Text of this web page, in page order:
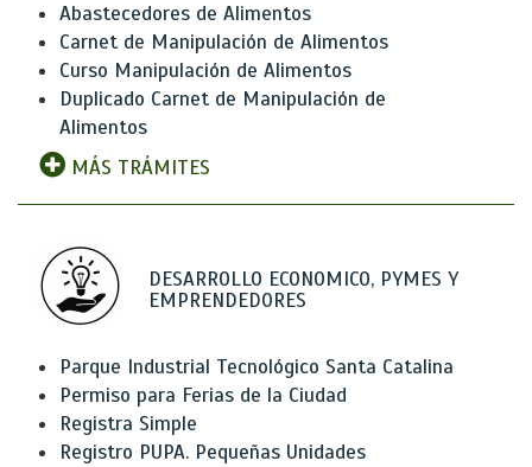
Abastecedores de Alimentos
Carnet de Manipulación de Alimentos
Curso Manipulación de Alimentos
Duplicado Carnet de Manipulación de
Alimentos
MÁS TRÁMITES
DESARROLLO ECONOMICO, PYMES Y
EMPRENDEDORES
Parque Industrial Tecnológico Santa Catalina
Permiso para Ferias de la Ciudad
Registra Simple
Registro PUPA. Pequeñas Unidades